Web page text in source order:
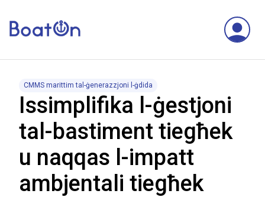
CMMS marittim tal-ġenerazzjoni l-ġdida
Issimplifika l-ġestjoni
tal-bastiment tiegħek
u naqqas l-impatt
ambjentali tiegħek